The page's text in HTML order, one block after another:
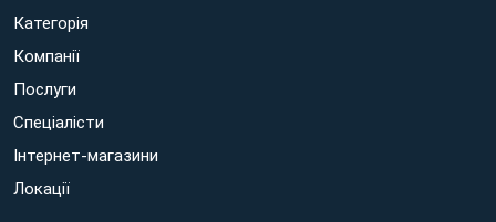
Категорія
Компанії
Послуги
Спеціалісти
Інтернет-магазини
Локації